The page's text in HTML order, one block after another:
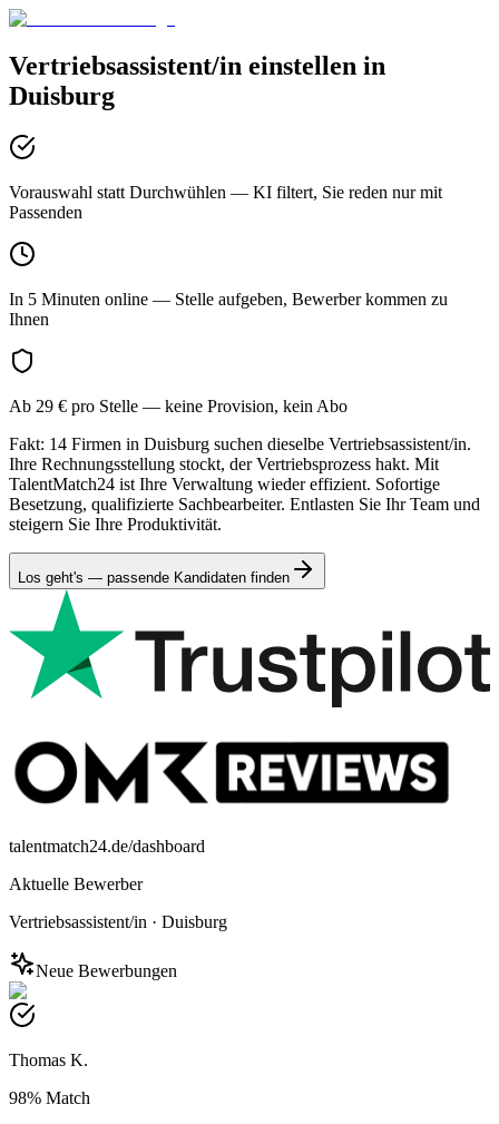
Vertriebsassistent/in einstellen in
Duisburg
Vorauswahl statt Durchwühlen — KI filtert, Sie reden nur mit
Passenden
In 5 Minuten online — Stelle aufgeben, Bewerber kommen zu
Ihnen
Ab 29 € pro Stelle — keine Provision, kein Abo
Fakt: 14 Firmen in Duisburg suchen dieselbe Vertriebsassistent/in.
Ihre Rechnungsstellung stockt, der Vertriebsprozess hakt. Mit
TalentMatch24 ist Ihre Verwaltung wieder effizient. Sofortige
Besetzung, qualifizierte Sachbearbeiter. Entlasten Sie Ihr Team und
steigern Sie Ihre Produktivität.
Los geht's — passende Kandidaten finden
talentmatch24.de/dashboard
Aktuelle Bewerber
Vertriebsassistent/in · Duisburg
Neue Bewerbungen
Thomas K.
98% Match